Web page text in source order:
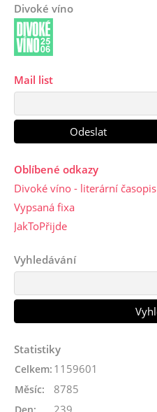
Divoké víno
Mail list
Oblíbené odkazy
Divoké víno - literární časopis
Vypsaná fixa
JakToPřijde
Vyhledávání
Statistiky
Celkem: 1159601
Měsíc: 8785
Den: 239